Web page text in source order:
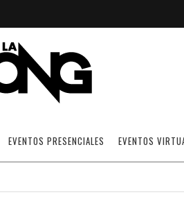
EVENTOS PRESENCIALES EVENTOS
17 DE NOVIEMBRE
· SIN CATEGORÍA OFF